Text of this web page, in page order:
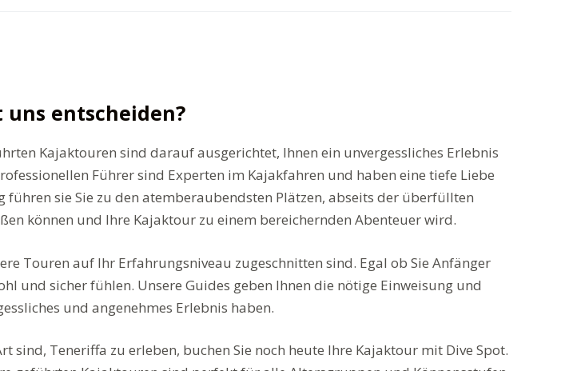
entscheiden?
Kajaktouren sind darauf ausgerichtet, Ihnen ein unvergessliches Erlebnis
Führer sind Experten im Kajakfahren und haben eine tiefe Liebe
sie Sie zu den atemberaubendsten Plätzen, abseits der überfüllten
können und Ihre Kajaktour zu einem bereichernden Abenteuer wird.
Touren auf Ihr Erfahrungsniveau zugeschnitten sind. Egal ob Sie Anfänger
und sicher fühlen. Unsere Guides geben Ihnen die nötige Einweisung und
und angenehmes Erlebnis haben.
sind, Teneriffa zu erleben, buchen Sie noch heute Ihre Kajaktour mit Dive Spot.